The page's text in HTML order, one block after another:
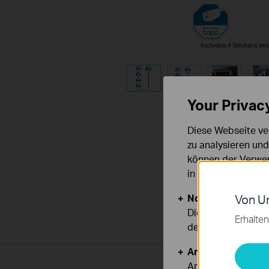
Von
Your
Diese Webseite
zu analysieren
können der
in unseren
Notwendige
Diese Cookies
deaktiviert
Analyse- und
Analyse-Cookies